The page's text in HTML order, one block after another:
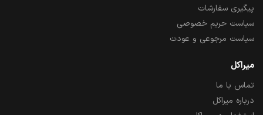
پرده نمایش
تبلت و موبایل تجهیزات پسیو شبکه
تلویزیون
درایو نوری
پیگیری سفارشات
سیاست حریم خصوصی
سیاست مرجوعی و عودت
میراکل
تماس با ما
درباره میراکل